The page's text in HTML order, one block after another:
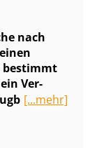
nach
bestimmt
Ver­
[...mehr]